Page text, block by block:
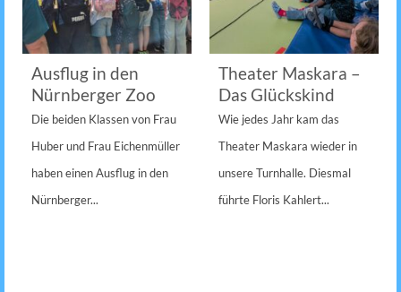
Ausflug in den
Nürnberger Zoo
Die beiden Klassen von Frau
Huber und Frau Eichenmüller
haben einen Ausflug in den
Nürnberger...
Theater Maskara –
Das Glückskind
Wie jedes Jahr kam das
Theater Maskara wieder in
unsere Turnhalle. Diesmal
führte Floris Kahlert...